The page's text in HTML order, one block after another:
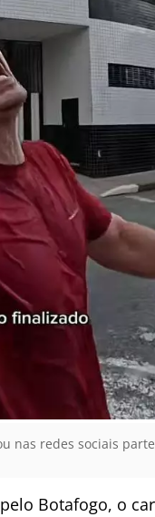
nas redes sociais
Botafogo, o